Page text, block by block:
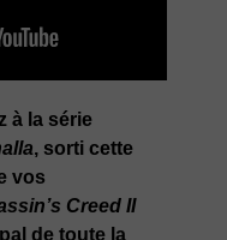
à la série
, sorti cette
vos
Creed II
de toute la